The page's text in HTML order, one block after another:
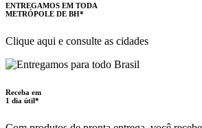
ENTREGAMOS EM TODA
METRÓPOLE DE BH*
Clique aqui e consulte as cidades
Receba em
1 dia útil*